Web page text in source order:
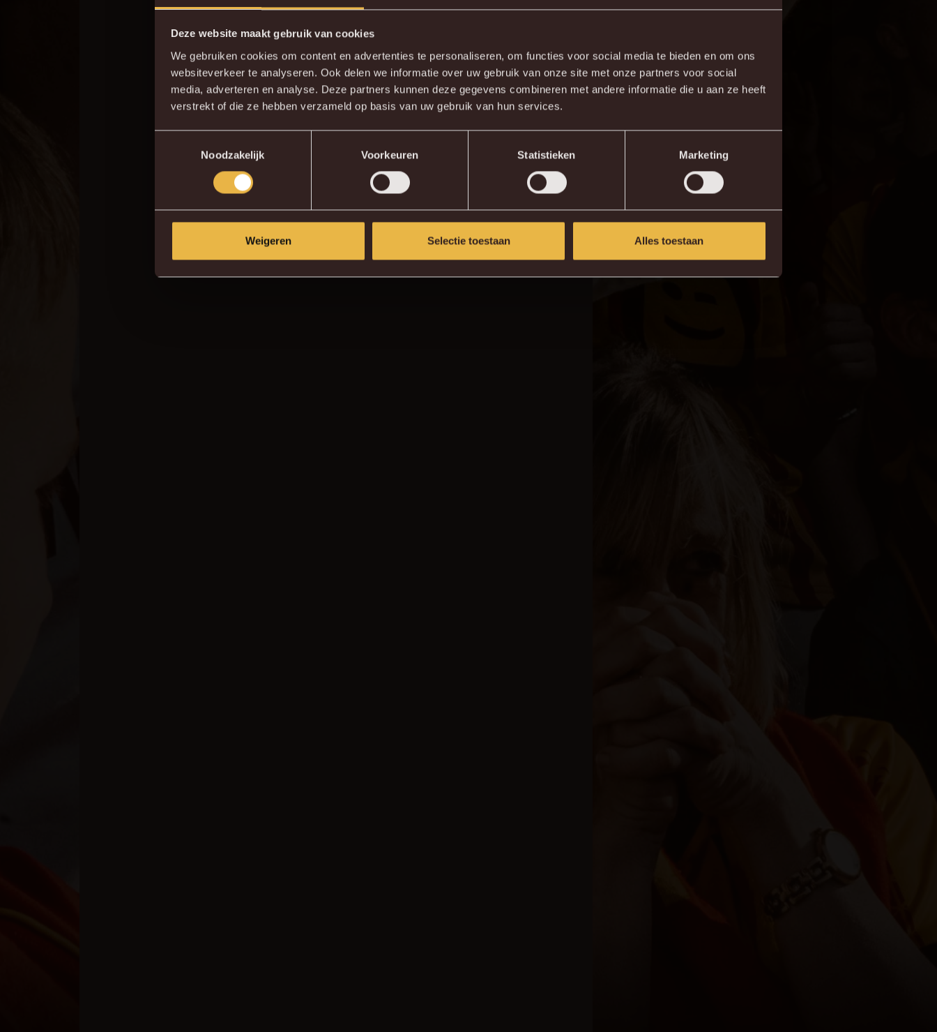
Deze website maakt gebruik van cookies
We gebruiken cookies om content en advertenties te personaliseren, om functies voor social media te bieden en om ons
websiteverkeer te analyseren. Ook delen we informatie over uw gebruik van onze site met onze partners voor social
media, adverteren en analyse. Deze partners kunnen deze gegevens combineren met andere informatie die u aan ze heeft
verstrekt of die ze hebben verzameld op basis van uw gebruik van hun services.
Noodzakelijk
Voorkeuren Statistieken Marketing
Weigeren Selectie toestaan Alles toestaan